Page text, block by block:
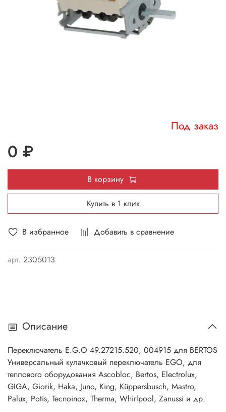
В избранное Добавить в сравнение
арт. 2305013
Под заказ
0 ₽
В корзину
Купить в 1 клик
Описание
Переключатель E.G.O 49.27215.520, 004915 для BERTOS
Универсальный кулачковый переключатель EGO, для
теплового оборудования Ascobloc, Bertos, Electrolux,
GIGA, Giorik, Haka, Juno, King, Küppersbusch, Mastro,
Palux, Potis, Tecnoinox, Therma, Whirlpool, Zanussi и др.